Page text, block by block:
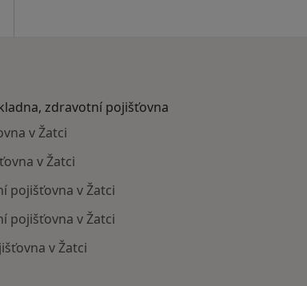
zdravotní pojišťovna
v Žatci
v Žatci
pojišťovna v Žatci
pojišťovna v Žatci
v Žatci